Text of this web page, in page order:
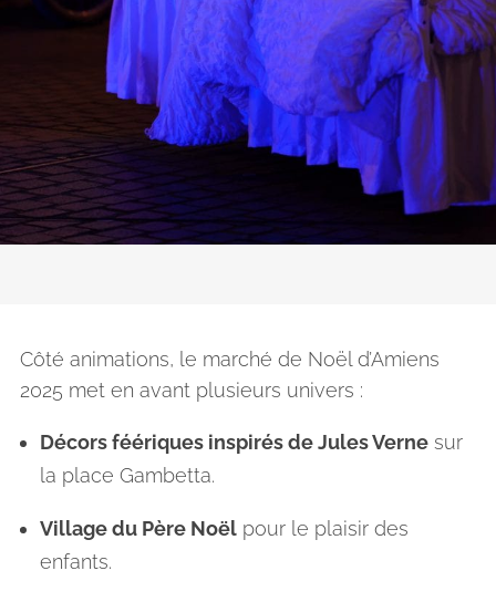
Côté animations, le marché de Noël d’Amiens
2025 met en avant plusieurs univers :
Décors féériques inspirés de Jules Verne sur
la place Gambetta.
Village du Père Noël pour le plaisir des
enfants.